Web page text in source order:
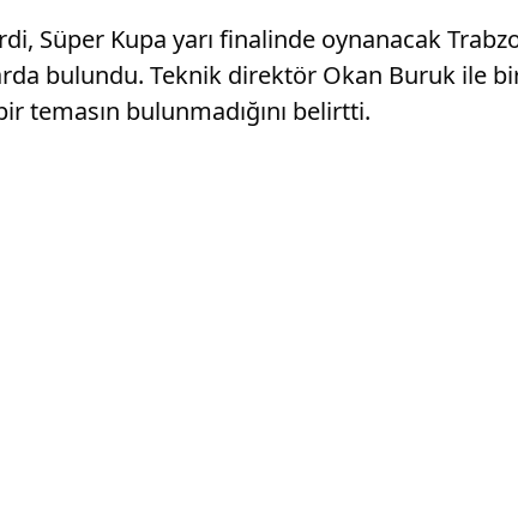
Süper Kupa yarı finalinde oynanacak
bulundu. Teknik direktör Okan Buruk ile
temasın bulunmadığını belirtti.